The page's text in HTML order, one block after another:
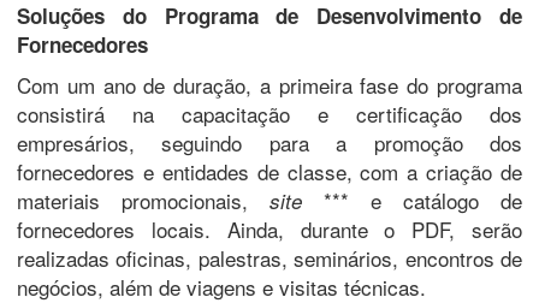
Soluções do Programa de Desenvolvimento de
Fornecedores
Com um ano de duração, a primeira fase do programa
consistirá na capacitação e certificação dos
empresários, seguindo para a promoção dos
fornecedores e entidades de classe, com a criação de
materiais promocionais, site *** e catálogo de
fornecedores locais. Ainda, durante o PDF, serão
realizadas oficinas, palestras, seminários, encontros de
negócios, além de viagens e visitas técnicas.